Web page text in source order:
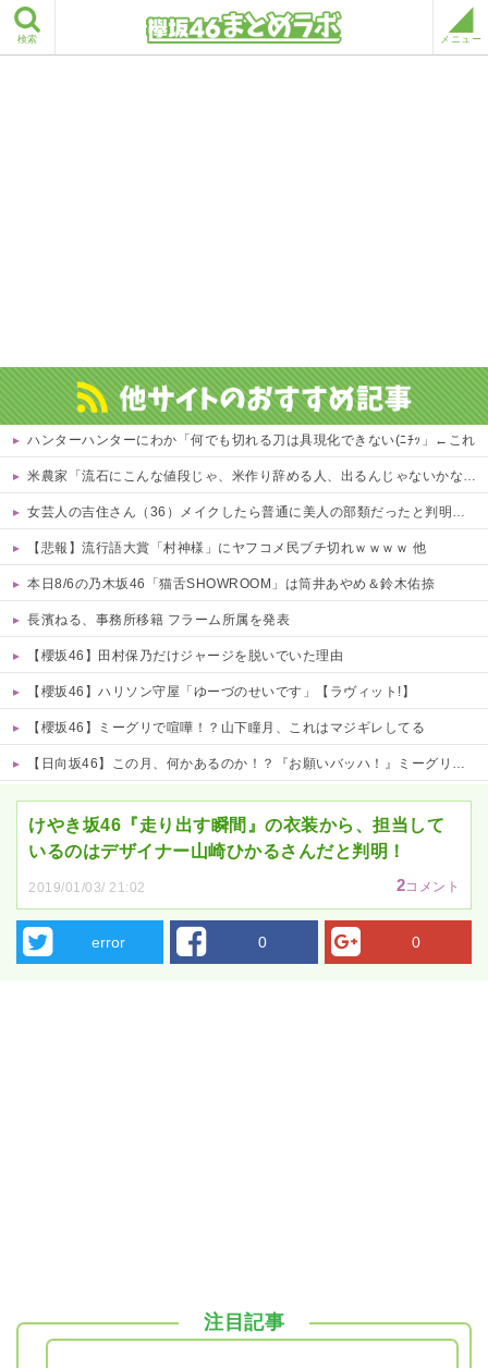
検索 メニュー
ハンターハンターにわか「何でも切れる刀は具現化できない(ﾆﾁｯ」←これ
米農家「流石にこんな値段じゃ、米作り辞める人、出るんじゃないかなあ？？」
女芸人の吉住さん（36）メイクしたら普通に美人の部類だったと判明ｗｗｗｗｗｗｗｗｗ
【悲報】流行語大賞「村神様」にヤフコメ民ブチ切れｗｗｗｗ 他
本日8/6の乃木坂46「猫舌SHOWROOM」は筒井あやめ＆鈴木佑捺
長濱ねる、事務所移籍 フラーム所属を発表
【櫻坂46】田村保乃だけジャージを脱いでいた理由
【櫻坂46】ハリソン守屋「ゆーづのせいです」【ラヴィット!】
【櫻坂46】ミーグリで喧嘩！？山下瞳月、これはマジギレしてる
【日向坂46】この月、何かあるのか！？『お願いバッハ！』ミーグリ日程がこちら
けやき坂46『走り出す瞬間』の衣装から、担当して
いるのはデザイナー山崎ひかるさんだと判明！
2019/01/03/ 21:02 2コメント
error 0 0
注目記事